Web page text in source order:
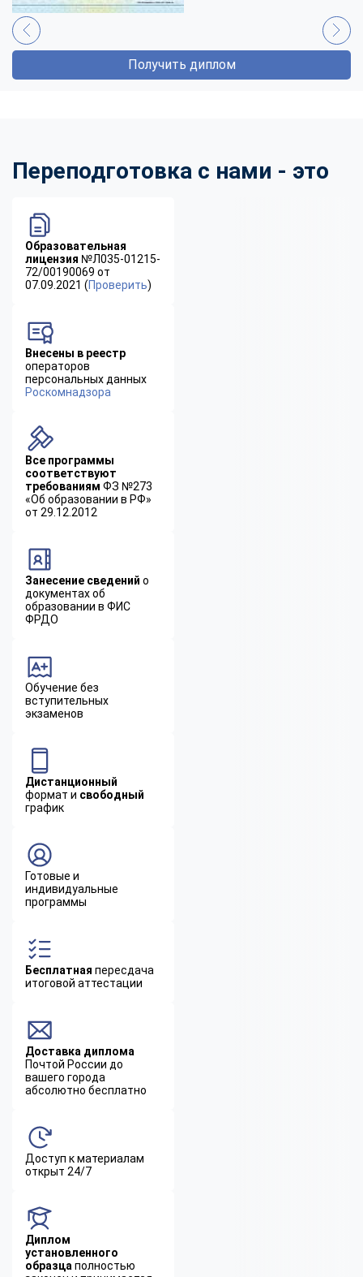
Получить диплом
Переподготовка с нами - это
Образовательная
лицензия №Л035-01215-
72/00190069 от
07.09.2021 (Проверить)
Внесены в реестр
операторов
персональных данных
Роскомнадзора
Все программы
соответствуют
требованиям ФЗ №273
«Об образовании в РФ»
от 29.12.2012
Занесение сведений о
документах об
образовании в ФИС
ФРДО
Обучение без
вступительных
экзаменов
Дистанционный
формат и свободный
график
Готовые и
индивидуальные
программы
Бесплатная пересдача
итоговой аттестации
Доставка диплома
Почтой России до
вашего города
абсолютно бесплатно
Доступ к материалам
открыт 24/7
Диплом
установленного
образца полностью